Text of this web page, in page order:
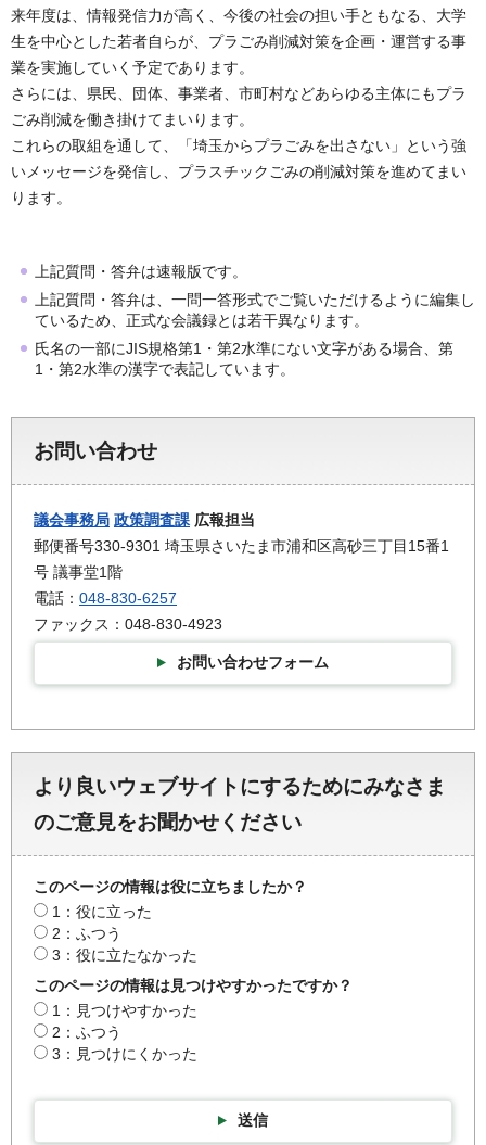
来年度は、情報発信力が高く、今後の社会の担い手ともなる、大学
生を中心とした若者自らが、プラごみ削減対策を企画・運営する事
業を実施していく予定であります。
さらには、県民、団体、事業者、市町村などあらゆる主体にもプラ
ごみ削減を働き掛けてまいります。
これらの取組を通して、「埼玉からプラごみを出さない」という強
いメッセージを発信し、プラスチックごみの削減対策を進めてまい
ります。
上記質問・答弁は速報版です。
上記質問・答弁は、一問一答形式でご覧いただけるように編集し
ているため、正式な会議録とは若干異なります。
氏名の一部にJIS規格第1・第2水準にない文字がある場合、第
1・第2水準の漢字で表記しています。
お問い合わせ
議会事務局 政策調査課 広報担当
郵便番号330-9301 埼玉県さいたま市浦和区高砂三丁目15番1
号 議事堂1階
電話： 048-830-6257
ファックス：048-830-4923
お問い合わせフォーム
より良いウェブサイトにするためにみなさま
のご意見をお聞かせください
このページの情報は役に立ちましたか？
1：役に立った
2：ふつう
3：役に立たなかった
このページの情報は見つけやすかったですか？
1：見つけやすかった
2：ふつう
3：見つけにくかった
送信